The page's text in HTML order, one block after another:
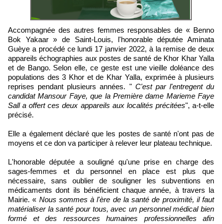
Accompagnée des autres femmes responsables de « Benno
Bok Yakaar » de Saint-Louis, l'honorable députée Aminata
Guèye a procédé ce lundi 17 janvier 2022, à la remise de deux
appareils échographies aux postes de santé de Khor Khar Yalla
et de Bango. Selon elle, ce geste est une vieille doléance des
populations des 3 Khor et de Khar Yalla, exprimée à plusieurs
reprises pendant plusieurs années. " C'est par l'entregent du
candidat Mansour Faye, que la Première dame Marieme Faye
Sall a offert ces deux appareils aux localités précitées", a-t-elle
précisé.
Elle a également déclaré que les postes de santé n'ont pas de
moyens et ce don va participer à relever leur plateau technique.
L'honorable députée a souligné qu'une prise en charge des
sages-femmes et du personnel en place est plus que
nécessaire, sans oublier de souligner les subventions en
médicaments dont ils bénéficient chaque année, à travers la
Mairie. « Nous sommes à l'ère de la santé de proximité, il faut
matérialiser la santé pour tous, avec un personnel médical bien
formé et des ressources humaines professionnelles afin